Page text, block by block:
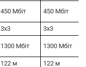
450 Мбіт 450 Мбіт
3x3
3x3
1300 Мбіт 1300 Мбіт
122 м 122 м